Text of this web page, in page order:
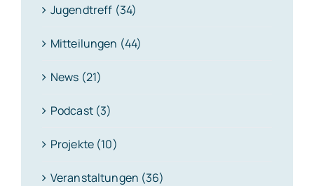
Jugendtreff (34)
Mitteilungen (44)
News (21)
Podcast (3)
Projekte (10)
Veranstaltungen (36)